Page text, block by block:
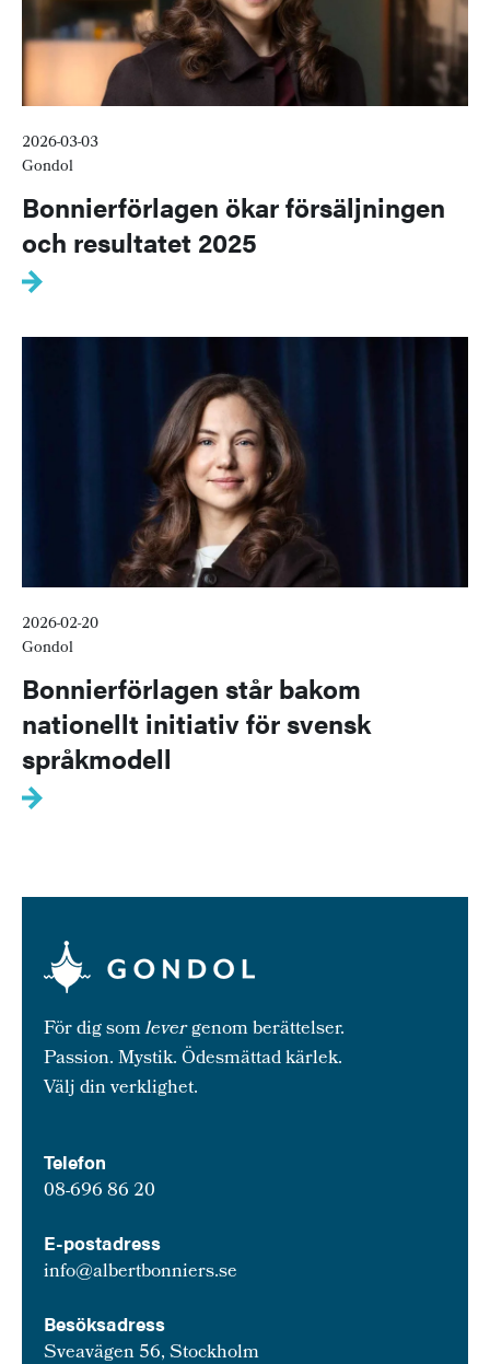
2026-03-03
Gondol
Bonnierförlagen ökar försäljningen
och resultatet 2025
2026-02-20
Gondol
Bonnierförlagen står bakom
nationellt initiativ för svensk
språkmodell
För dig somlevergenom berättelser.
Passion. Mystik. Ödesmättad kärlek.
Välj din verklighet.
Telefon
08-696 86 20
E-postadress
info@albertbonniers.se
Besöksadress
Sveavägen 56, Stockholm